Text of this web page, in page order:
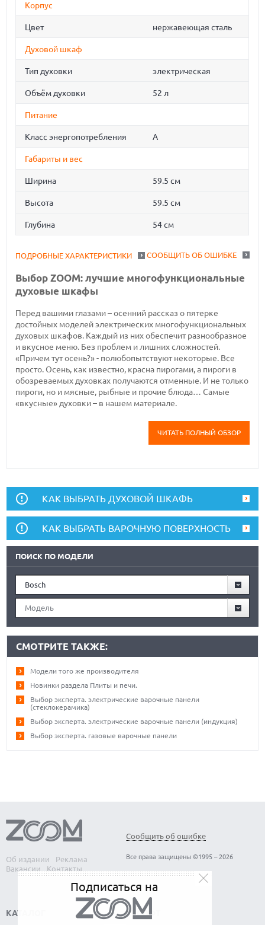
Корпус
Цвет нержавеющая сталь
Духовой шкаф
Тип духовки электрическая
Объём духовки 52 л
Питание
Класс энергопотребления A
Габариты и вес
Ширина 59.5 см
Высота 59.5 см
Глубина 54 см
СООБЩИТЬ ОБ ОШИБКЕ
ПОДРОБНЫЕ ХАРАКТЕРИСТИКИ
Выбор ZOOM: лучшие многофункциональные
духовые шкафы
Перед вашими глазами – осенний рассказ о пятерке
достойных моделей электрических многофункциональных
духовых шкафов. Каждый из них обеспечит разнообразное
и вкусное меню. Без проблем и лишних сложностей.
«Причем тут осень?» - полюбопытствуют некоторые. Все
просто. Осень, как известно, красна пирогами, а пироги в
обозреваемых духовках получаются отменные. И не только
пироги, но и мясные, рыбные и прочие блюда… Самые
«вкусные» духовки – в нашем материале.
ЧИТАТЬ ПОЛНЫЙ ОБЗОР
КАК ВЫБРАТЬ ДУХОВОЙ ШКАФЬ
КАК ВЫБРАТЬ ВАРОЧНУЮ ПОВЕРХНОСТЬ
ПОИСК ПО МОДЕЛИ
Bosch
Модель
СМОТРИТЕ ТАКЖЕ:
Модели того же производителя
Новинки раздела Плиты и печи.
Выбор эксперта. электрические варочные панели
(стеклокерамика)
Выбор эксперта. электрические варочные панели (индукция)
Выбор эксперта. газовые варочные панели
Об издании
Реклама
Вакансии
Контакты
Сообщить об ошибке
Все права защищены ©1995 – 2026
КАТАЛОГ СОФТ
Подписаться на